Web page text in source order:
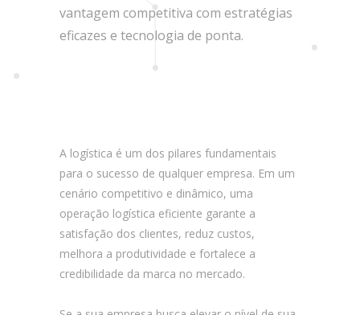
vantagem competitiva com estratégias
eficazes e tecnologia de ponta.
A logística é um dos pilares fundamentais
para o sucesso de qualquer empresa. Em um
cenário competitivo e dinâmico, uma
operação logística eficiente garante a
satisfação dos clientes, reduz custos,
melhora a produtividade e fortalece a
credibilidade da marca no mercado.